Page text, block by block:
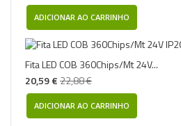
ADICIONAR AO CARRINHO
Fita LED COB 360Chips/Mt 24V...
20,59 €22,88 €
ADICIONAR AO CARRINHO